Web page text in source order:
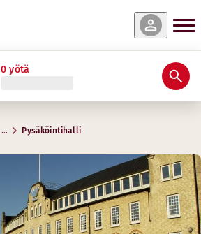
0 yötä
… Pysäköintihalli